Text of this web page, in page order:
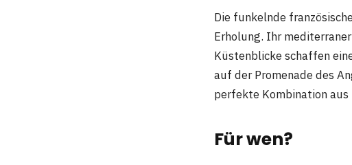
Die funkelnde
Erholung. Ihr
Küstenblicke schaffen
auf der Promenade des
perfekte Kombination
Für wen?